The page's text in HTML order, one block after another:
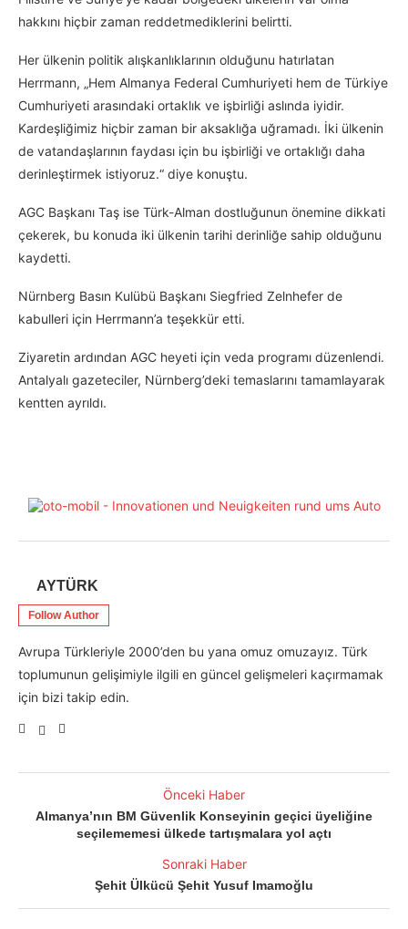
hakkını hiçbir zaman reddetmediklerini belirtti.
Her ülkenin politik alışkanlıklarının olduğunu hatırlatan
Herrmann, „Hem Almanya Federal Cumhuriyeti hem de Türkiye
Cumhuriyeti arasındaki ortaklık ve işbirliği aslında iyidir.
Kardeşliğimiz hiçbir zaman bir aksaklığa uğramadı. İki ülkenin
de vatandaşlarının faydası için bu işbirliği ve ortaklığı daha
derinleştirmek istiyoruz.“ diye konuştu.
AGC Başkanı Taş ise Türk-Alman dostluğunun önemine dikkati
çekerek, bu konuda iki ülkenin tarihi derinliğe sahip olduğunu
kaydetti.
Nürnberg Basın Kulübü Başkanı Siegfried Zelnhefer de
kabulleri için Herrmann’a teşekkür etti.
Ziyaretin ardından AGC heyeti için veda programı düzenlendi.
Antalyalı gazeteciler, Nürnberg’deki temaslarını tamamlayarak
kentten ayrıldı.
AYTÜRK
Follow Author
Avrupa Türkleriyle 2000’den bu yana omuz omuzayız. Türk
toplumunun gelişimiyle ilgili en güncel gelişmeleri kaçırmamak
için bizi takip edin.
Önceki Haber
Almanya’nın BM Güvenlik Konseyinin geçici üyeliğine
seçilememesi ülkede tartışmalara yol açtı
Sonraki Haber
Şehit Ülkücü Şehit Yusuf Imamoğlu